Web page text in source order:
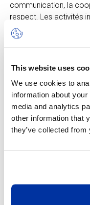
This website uses
We use cookies to
information about
media and analytics
other information that
they’ve collected
communication, la
respect. Les activités
d’activités manuelles
l'éveil musical, des
Les enfants
l’extérieur avec des
surveillance de
organisée en fonction
enfants.